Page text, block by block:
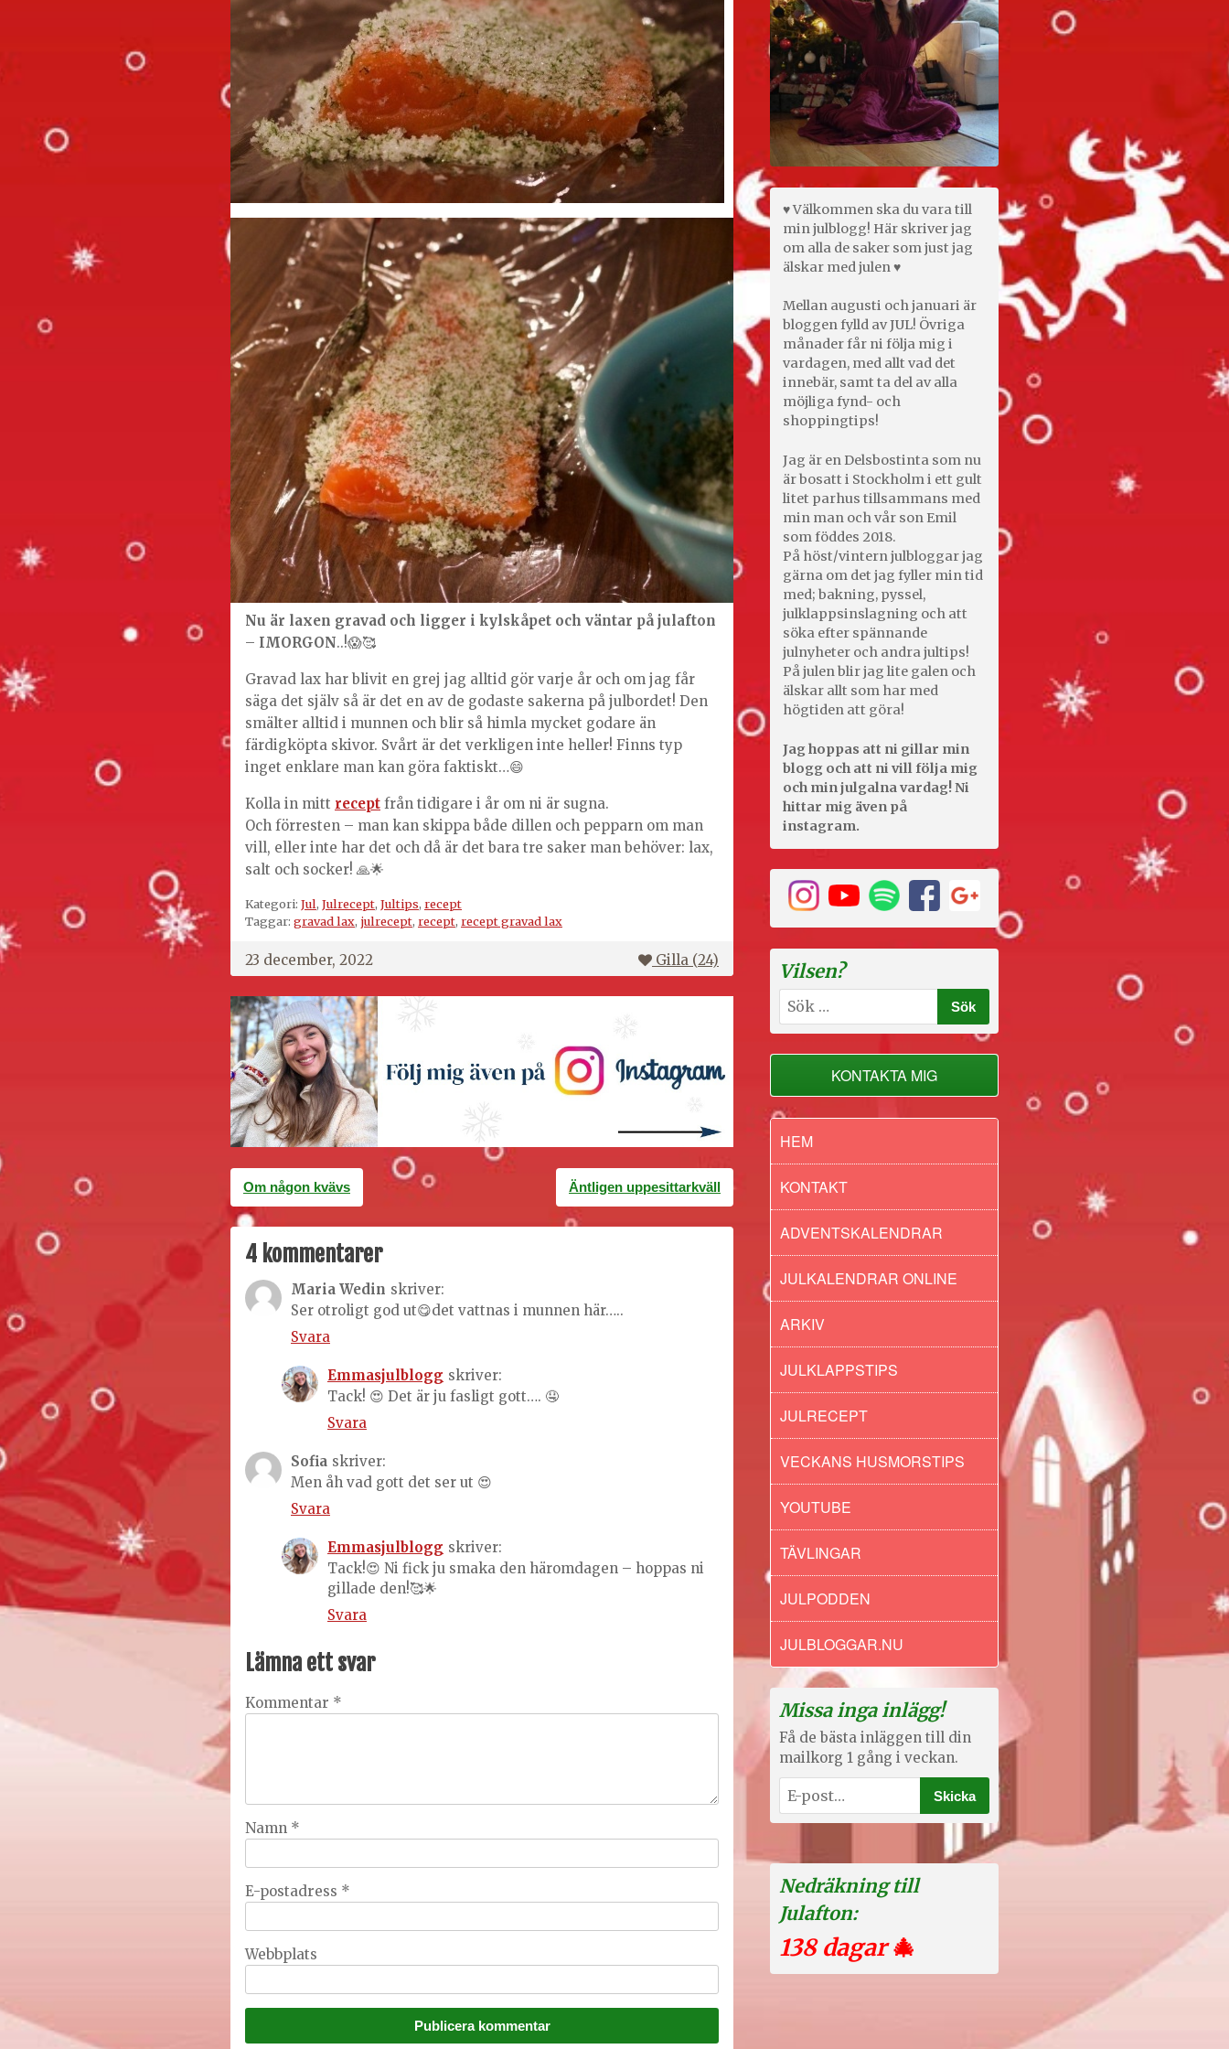
Nu är laxen gravad och ligger i kylskåpet och väntar på julafton
– IMORGON..!😱🥰
Gravad lax har blivit en grej jag alltid gör varje år och om jag får
säga det själv så är det en av de godaste sakerna på julbordet! Den
smälter alltid i munnen och blir så himla mycket godare än
färdigköpta skivor. Svårt är det verkligen inte heller! Finns typ
inget enklare man kan göra faktiskt…😄
Kolla in mitt recept från tidigare i år om ni är sugna.
Och förresten – man kan skippa både dillen och pepparn om man
vill, eller inte har det och då är det bara tre saker man behöver: lax,
salt och socker! 🙏🌟
Kategori: Jul, Julrecept, Jultips, recept
Taggar: gravad lax, julrecept, recept, recept gravad lax
23 december, 2022 Gilla (24)
Inläggsnavigering
Om någon kvävs Äntligen uppesittarkväll
4 kommentarer
Maria Wedin skriver:
Ser otroligt god ut😋det vattnas i munnen här…..
Svara
Emmasjulblogg skriver:
Tack! 😍 Det är ju fasligt gott…. 🤤
Svara
Sofia skriver:
Men åh vad gott det ser ut 😍
Svara
Emmasjulblogg skriver:
Tack!😍 Ni fick ju smaka den häromdagen – hoppas ni
gillade den!🥰🌟
Svara
Lämna ett svar
Kommentar *
Namn *
E-postadress *
Webbplats
♥ Välkommen ska du vara till
min julblogg! Här skriver jag
om alla de saker som just jag
älskar med julen ♥
Mellan augusti och januari är
bloggen fylld av JUL! Övriga
månader får ni följa mig i
vardagen, med allt vad det
innebär, samt ta del av alla
möjliga fynd- och
shoppingtips!
Jag är en Delsbostinta som nu
är bosatt i Stockholm i ett gult
litet parhus tillsammans med
min man och vår son Emil
som föddes 2018.
På höst/vintern julbloggar jag
gärna om det jag fyller min tid
med; bakning, pyssel,
julklappsinslagning och att
söka efter spännande
julnyheter och andra jultips!
På julen blir jag lite galen och
älskar allt som har med
högtiden att göra!
Jag hoppas att ni gillar min
blogg och att ni vill följa mig
och min julgalna vardag! Ni
hittar mig även på
instagram.
Vilsen?
Sök
efter:
KONTAKTA MIG
HEM
KONTAKT
ADVENTSKALENDRAR
JULKALENDRAR ONLINE
ARKIV
JULKLAPPSTIPS
JULRECEPT
VECKANS HUSMORSTIPS
YOUTUBE
TÄVLINGAR
JULPODDEN
JULBLOGGAR.NU
Missa inga inlägg!
Få de bästa inläggen till din
mailkorg 1 gång i veckan.
Nedräkning till
Julafton:
138 dagar🎄